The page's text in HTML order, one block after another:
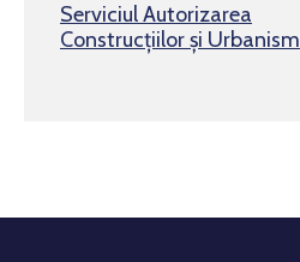
Serviciul Autorizarea
Construcțiilor și Urbanism